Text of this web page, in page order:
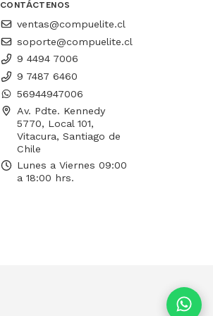
CONTÁCTENOS
ventas@compuelite.cl
soporte@compuelite.cl
9 4494 7006
9 7487 6460
56944947006
Av. Pdte. Kennedy
5770, Local 101,
Vitacura, Santiago de
Chile
Lunes a Viernes 09:00
a 18:00 hrs.